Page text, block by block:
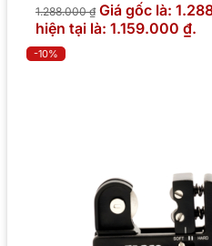
1.288.000₫ Giá gốc là:
hiện tại là: 1.159.000 ₫.
-10%